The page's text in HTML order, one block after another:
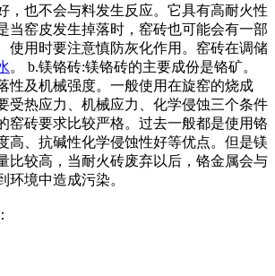
，也不会与料发生反应。它具有高耐火性
当窑皮发生掉落时，窑砖也可能会有一部
使用时要注意慎防灰化作用。窑砖在调储
。 b.镁铬砖:镁铬砖的主要成份是铬矿。
性及机械强度。一般使用在旋窑的烧成
受热应力、机械应力、化学侵蚀三个条件
窑砖要求比较严格。过去一般都是使用铬
高、抗碱性化学侵蚀性好等优点。但是镁
比较高，当耐火砖废弃以后，铬金属会与
环境中造成污染。